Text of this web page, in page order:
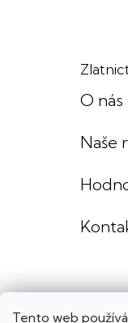
Tento web
O nás
Naše